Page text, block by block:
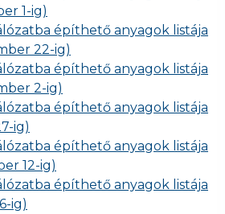
1-ig)
építhető anyagok listája
22-ig)
építhető anyagok listája
2-ig)
építhető anyagok listája
ig)
építhető anyagok listája
12-ig)
építhető anyagok listája
ig)